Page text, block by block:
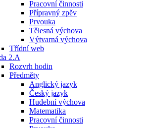
Pracovní činnosti
Přípravný zpěv
Prvouka
Tělesná výchova
Výtvarná výchova
Třídní web
2.A
Rozvrh hodin
Předměty
Anglický jazyk
Český jazyk
Hudební výchova
Matematika
Pracovní činnosti